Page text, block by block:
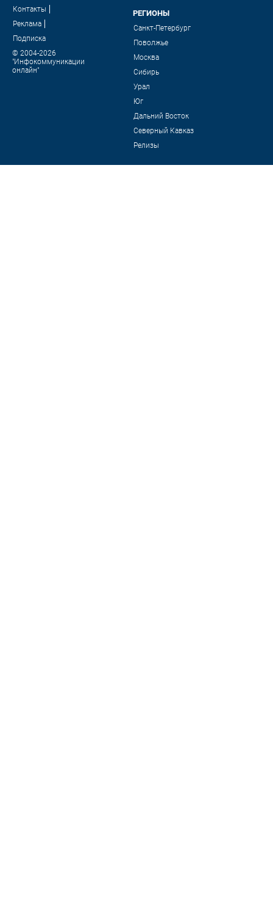
Контакты
Реклама
Подписка
© 2004-2026
"Инфокоммуникации
онлайн"
РЕГИОНЫ
Санкт-Петербург
Поволжье
Москва
Сибирь
Урал
Юг
Дальний Восток
Северный Кавказ
Релизы